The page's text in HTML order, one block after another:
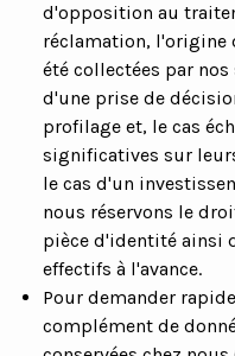
d'opposition au
réclamation, l'origine
été collectées par
d'une prise de
profilage et, le cas
significatives sur
le cas d'un
nous réservons le
pièce d'identité ainsi
effectifs à l'avance.
Pour demander
complément de